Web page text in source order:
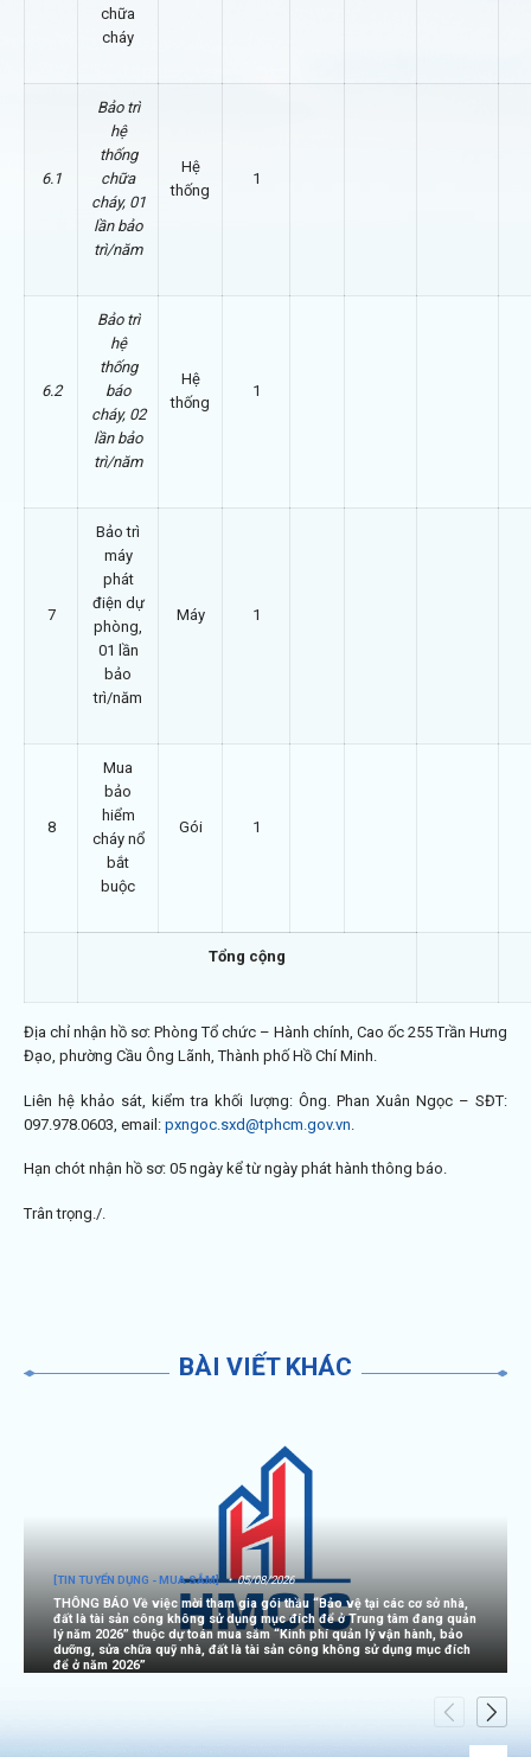
chữa
cháy
6.1
Bảo trì
hệ
thống
chữa
cháy, 01
lần bảo
trì/năm
Hệ
thống
1
6.2
Bảo trì
hệ
thống
báo
cháy, 02
lần bảo
trì/năm
Hệ
thống
1
7
Bảo trì
máy
phát
điện dự
phòng,
01 lần
bảo
trì/năm
Máy 1
8
Mua
bảo
hiểm
cháy nổ
bắt
buộc
Gói 1
Tổng cộng
Địa chỉ nhận hồ sơ: Phòng Tổ chức – Hành chính, Cao ốc 255 Trần Hưng
Đạo, phường Cầu Ông Lãnh, Thành phố Hồ Chí Minh.
Liên hệ khảo sát, kiểm tra khối lượng: Ông. Phan Xuân Ngọc – SĐT:
097.978.0603, email: pxngoc.sxd@tphcm.gov.vn
Hạn chót nhận hồ sơ: 05 ngày kể từ ngày phát hành thông báo.
Trân trọng./.
BÀI VIẾT KHÁC
[TIN TUYỂN DỤNG - MUA SẮM] 05/08/2026
THÔNG BÁO Về việc mời tham gia gói thầu “Bảo vệ tại các cơ sở nhà,
đất là tài sản công không sử dụng mục đích để ở Trung tâm đang quản
lý năm 2026” thuộc dự toán mua sắm “Kinh phí quản lý vận hành, bảo
dưỡng, sửa chữa quỹ nhà, đất là tài sản công không sử dụng mục đích
để ở năm 2026”